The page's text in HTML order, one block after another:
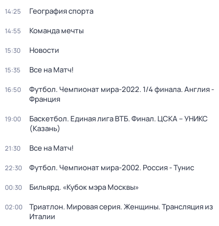
14:25 География спорта
14:55 Команда мечты
15:30 Новости
15:35 Все на Матч!
16:50
Футбол. Чемпионат мира-2022. 1/4 финала. Англия -
Франция
19:00
Баскетбол. Единая лига ВТБ. Финал. ЦСКА – УНИКС
(Казань)
21:30 Все на Матч!
22:30 Футбол. Чемпионат мира-2002. Россия - Тунис
00:30 Бильярд. «Кубок мэра Москвы»
02:00
Триатлон. Мировая серия. Женщины. Трансляция из
Италии